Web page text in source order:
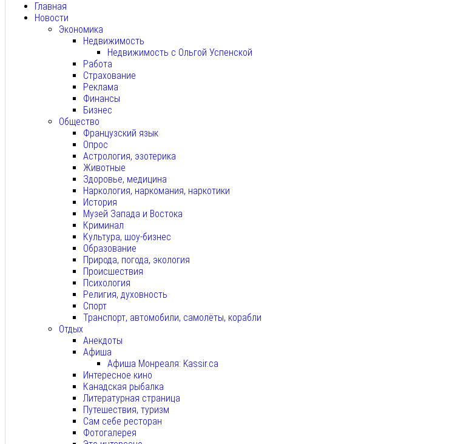
Главная
Новости
Экономика
Недвижимость
Недвижимость с Ольгой Успенской
Работа
Страхование
Реклама
Финансы
Бизнес
Общество
Французский язык
Опрос
Астрология, эзотерика
Животные
Здоровье, медицина
Наркология, наркомания, наркотики
История
Музей Запада и Востока
Криминал
Культура, шоу-бизнес
Образование
Природа, погода, экология
Происшествия
Психология
Религия, духовность
Спорт
Транспорт, автомобили, самолёты, корабли
Отдых
Анекдоты
Афиша
Афиша Монреаля: Kassir.ca
Интересное кино
Канадская рыбалка
Литературная страница
Путешествия, туризм
Сам себе ресторан
Фотогалерея